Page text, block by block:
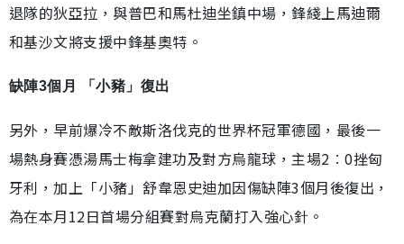
退隊的狄亞拉，與普巴和馬杜迪坐鎮中場，鋒綫上馬迪爾
和基沙文將支援中鋒基奧特。
缺陣3個月 「小豬」復出
另外，早前爆冷不敵斯洛伐克的世界杯冠軍德國，最後一
場熱身賽憑湯馬士梅拿建功及對方烏龍球，主場2︰0挫匈
牙利，加上「小豬」舒韋恩史迪加因傷缺陣3個月後復出，
為在本月12日首場分組賽對烏克蘭打入強心針。